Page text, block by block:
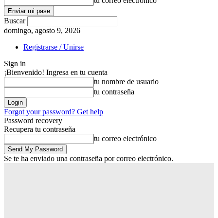
Buscar
domingo, agosto 9, 2026
Registrarse / Unirse
Sign in
¡Bienvenido! Ingresa en tu cuenta
tu nombre de usuario
tu contraseña
Forgot your password? Get help
Password recovery
Recupera tu contraseña
tu correo electrónico
Se te ha enviado una contraseña por correo electrónico.